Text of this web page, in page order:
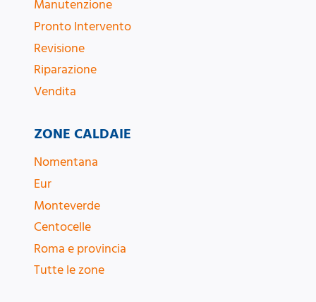
Manutenzione
Pronto Intervento
Revisione
Riparazione
Vendita
ZONE CALDAIE
Nomentana
Eur
Monteverde
Centocelle
Roma e provincia
Tutte le zone